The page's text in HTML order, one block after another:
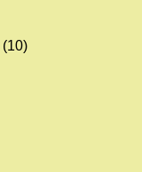
(10)